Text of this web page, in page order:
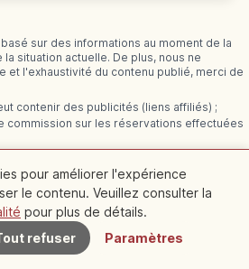
sur des informations au moment de la
situation actuelle. De plus, nous ne
et l'exhaustivité du contenu publié, merci de
contenir des publicités (liens affiliés) ;
commission sur les réservations effectuées
connexes
À proximité
pour améliorer l'expérience
le contenu. Veuillez consulter la
pour plus de détails.
refuser Paramètres